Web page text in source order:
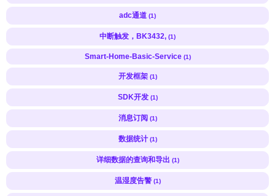
adc通道 (1)
中断触发，BK3432, (1)
Smart-Home-Basic-Service (1)
开发框架 (1)
SDK开发 (1)
消息订阅 (1)
数据统计 (1)
详细数据的查询和导出 (1)
温湿度告警 (1)